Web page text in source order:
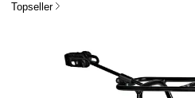
Topseller